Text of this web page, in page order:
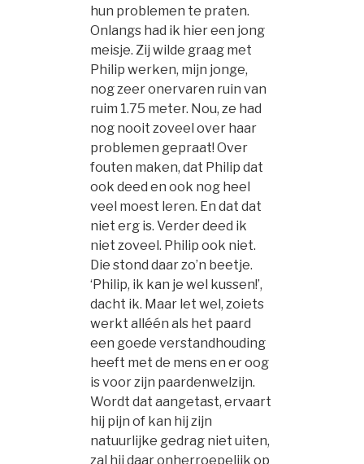
hun problemen te praten.
Onlangs had ik hier een jong
meisje. Zij wilde graag met
Philip werken, mijn jonge,
nog zeer onervaren ruin van
ruim 1.75 meter. Nou, ze had
nog nooit zoveel over haar
problemen gepraat! Over
fouten maken, dat Philip dat
ook deed en ook nog heel
veel moest leren. En dat dat
niet erg is. Verder deed ik
niet zoveel. Philip ook niet.
Die stond daar zo’n beetje.
‘Philip, ik kan je wel kussen!’,
dacht ik. Maar let wel, zoiets
werkt alléén als het paard
een goede verstandhouding
heeft met de mens en er oog
is voor zijn paardenwelzijn.
Wordt dat aangetast, ervaart
hij pijn of kan hij zijn
natuurlijke gedrag niet uiten,
zal hij daar onherroepelijk op